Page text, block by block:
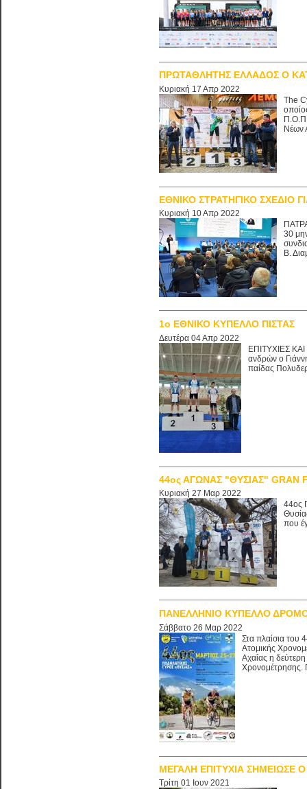
ΠΡΩΤΑΘΛΗΤΗΣ ΕΛΛΑΔΟΣ Ο
Κυριακή 17 Απρ 2022
The
Π.Ο.Π.
Νέων
ΕΘΝΙΚΟ ΣΤΡΑΤΗΓΙΚΟ ΣΧΕΔΙΟ
Κυριακή 10 Απρ 2022
30
Β.
1o ΕΘΝΙΚΟ ΚΥΠΕΛΛΟ ΠΙΣΤΑΣ
Δευτέρα 04 Απρ 2022
ΕΠΙΤΥΧΙΕΣ
ανδρών ο
παίδας
44ος ΑΓΩΝΑΣ "ΘΥΣΙΑΣ" GRAN
Κυριακή 27 Μαρ 2022
44ος
που
ΠΑΝΕΛΛΗΝΙΟ ΚΥΠΕΛΛΟ
Σάββατο 26 Μαρ 2022
Στα πλαίσια
Ατομικής
Αχαΐας η
Χρονομέτρησης.
ΜΕΓΑΛΗ ΕΠΙΤΥΧΙΑ ΣΗΜΕΙΩΣΕ
Τρίτη 01 Ιουν 2021